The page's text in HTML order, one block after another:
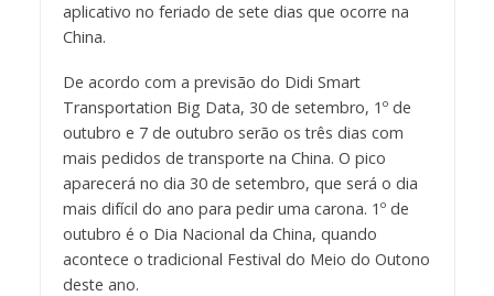
aplicativo no feriado de sete dias que ocorre na
China.
De acordo com a previsão do Didi Smart
Transportation Big Data, 30 de setembro, 1º de
outubro e 7 de outubro serão os três dias com
mais pedidos de transporte na China. O pico
aparecerá no dia 30 de setembro, que será o dia
mais difícil do ano para pedir uma carona. 1º de
outubro é o Dia Nacional da China, quando
acontece o tradicional Festival do Meio do Outono
deste ano.